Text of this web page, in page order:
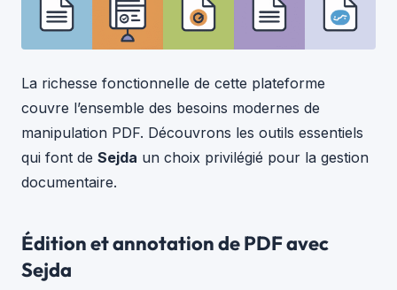
La richesse fonctionnelle de cette plateforme
couvre l’ensemble des besoins modernes de
manipulation PDF. Découvrons les outils essentiels
qui font de Sejda un choix privilégié pour la gestion
documentaire.
Édition et annotation de PDF avec
Sejda